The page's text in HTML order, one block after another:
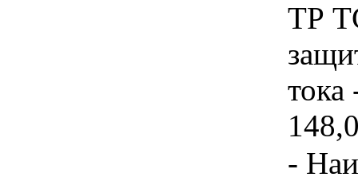
ТР
-